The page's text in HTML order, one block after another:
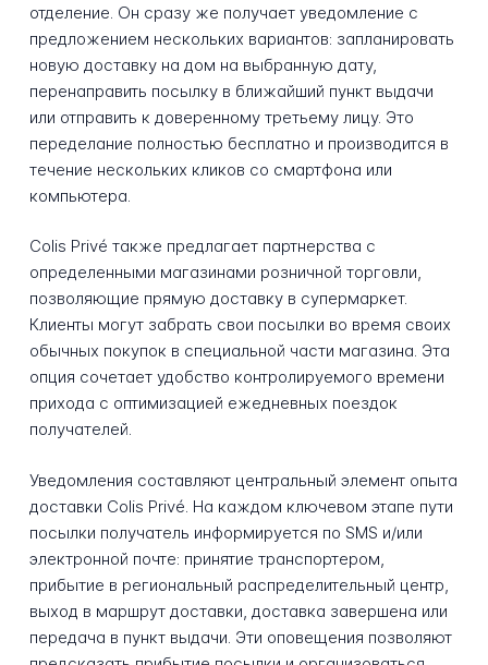
отделение. Он сразу же получает уведомление с
предложением нескольких вариантов: запланировать
новую доставку на дом на выбранную дату,
перенаправить посылку в ближайший пункт выдачи
или отправить к доверенному третьему лицу. Это
переделание полностью бесплатно и производится в
течение нескольких кликов со смартфона или
компьютера.
Colis Privé также предлагает партнерства с
определенными магазинами розничной торговли,
позволяющие прямую доставку в супермаркет.
Клиенты могут забрать свои посылки во время своих
обычных покупок в специальной части магазина. Эта
опция сочетает удобство контролируемого времени
прихода с оптимизацией ежедневных поездок
получателей.
Уведомления составляют центральный элемент опыта
доставки Colis Privé. На каждом ключевом этапе пути
посылки получатель информируется по SMS и/или
электронной почте: принятие транспортером,
прибытие в региональный распределительный центр,
выход в маршрут доставки, доставка завершена или
передача в пункт выдачи. Эти оповещения позволяют